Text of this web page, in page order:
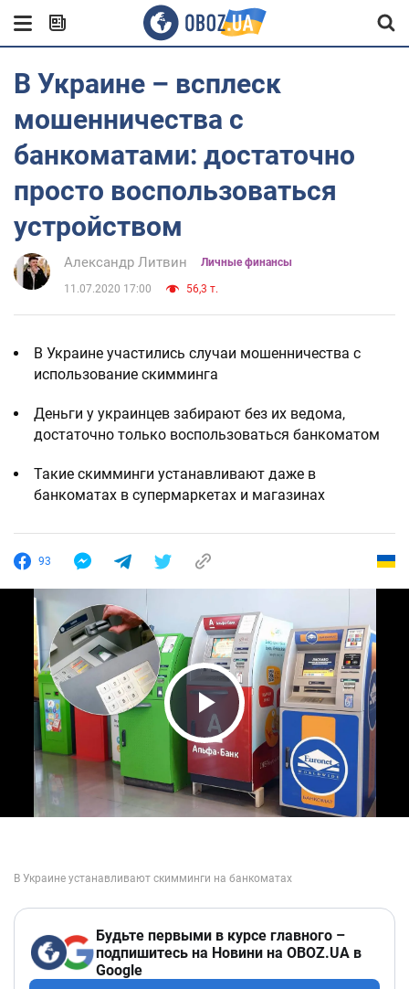
В Украине – всплеск
мошенничества с
банкоматами: достаточно
просто воспользоваться
устройством
Александр Литвин Личные финансы
11.07.2020 17:00 56,3 т.
В Украине участились случаи мошенничества с
использование скимминга
Деньги у украинцев забирают без их ведома,
достаточно только воспользоваться банкоматом
Такие скимминги устанавливают даже в
банкоматах в супермаркетах и магазинах
93
Play Video
Будьте первыми в курсе главного –
подпишитесь на Новини на OBOZ.UA в
Google